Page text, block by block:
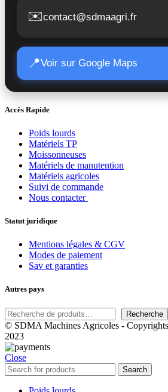
✉️contact@sdmaagri.fr
📍Voir sur Google Maps
Accès Rapide
Poids lourds
Matériels TP
Moissonneuses
Matériels de manutention
Matériels agricoles
Suivi de commande
Nous contacter
Statut juridique
Mentions légales & CGV
Modes de paiement
Sav et garanties
Autres pays
Recherche
© SDMA Machines Agricoles - Copyrights
2023
Close
Search